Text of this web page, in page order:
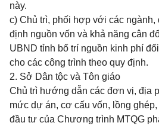
này.
c) Chủ trì, phối hợp với các
định nguồn vốn và khả năng cân
UBND tỉnh bố trí nguồn kinh phí
cho các công trình theo quy định.
2. Sở Dân tộc và Tôn giáo
Chủ trì hướng dẫn các đơn vị, địa
mức dự án, cơ cấu vốn, lồng
đầu tư của Chương trình MTQG